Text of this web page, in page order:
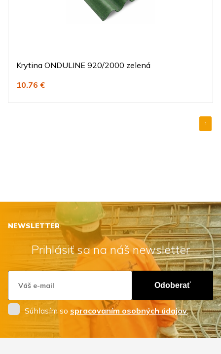
Krytina ONDULINE 920/2000 zelená
10.76 €
1
NEWSLETTER
Prihlásiť sa na náš newsletter
Odoberať
Súhlasím so spracovaním osobných údajov.